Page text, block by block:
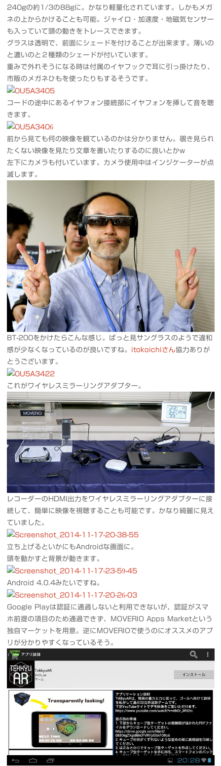
240gの約1/3の88gに。かなり軽量化されています。しかもメガ
ネの上からかけることも可能。ジャイロ・加速度・地磁気センサー
も入っていて頭の動きをトレースできます。
グラスは透明で、前面にシェードを付けることが出来ます。薄いの
と濃いのと２種類のシェードが付いています。
重みで外れそうになる時は付属のイヤフックで耳に引っ掛けたり、
市販のメガネひもを使ったりもするそうです。
コードの途中にあるイヤフォン接続部にイヤフォンを挿して音を聴
きます。
前から見ても何の映像を観ているのかは分かりません。覗き見られ
たくない映像を見たり文章を書いたりするのに良いとかw
左下にカメラも付いています。カメラ使用中はインジケーターが点
滅します。
BT-200をかけたらこんな感じ。ぱっと見サングラスのようで違和
感が少なくなっているのが良いですね。
itokoichiさん協力ありが
とうございます。
これがワイヤレスミラーリングアダプター。
レコーダーのHDMI出力をワイヤレスミラーリングアダプターに接
続して、簡単に映像を視聴することも可能です。かなり綺麗に見え
ていました。
立ち上げるといかにもAndroidな画面に。
頭を動かすと背景が動きます。
Android 4.0.4みたいですね。
Google Playは認証に通過しないと利用できないが、認証がスマ
ホ前提の項目のため通過できず、MOVERIO Apps Marketという
独自マーケットを用意。逆にMOVERIOで使うのにオススメのアプ
リが分かりやすくなっているそう。